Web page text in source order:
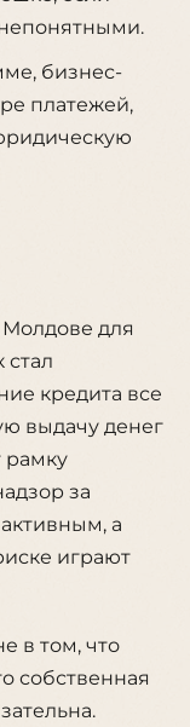
бизнес-
платежей,
для
кредита все
выдачу денег
рамку
за
а
играют
в том, что
собственная